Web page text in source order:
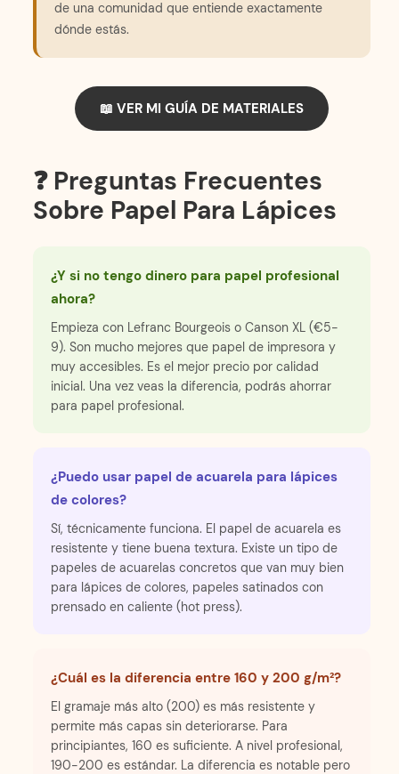
de una comunidad que entiende exactamente
dónde estás.
📖 VER MI GUÍA DE MATERIALES
❓ Preguntas Frecuentes
Sobre Papel Para Lápices
¿Y si no tengo dinero para papel profesional
ahora?
Empieza con Lefranc Bourgeois o Canson XL (€5-
9). Son mucho mejores que papel de impresora y
muy accesibles. Es el mejor precio por calidad
inicial. Una vez veas la diferencia, podrás ahorrar
para papel profesional.
¿Puedo usar papel de acuarela para lápices
de colores?
Sí, técnicamente funciona. El papel de acuarela es
resistente y tiene buena textura. Existe un tipo de
papeles de acuarelas concretos que van muy bien
para lápices de colores, papeles satinados con
prensado en caliente (hot press).
¿Cuál es la diferencia entre 160 y 200 g/m²?
El gramaje más alto (200) es más resistente y
permite más capas sin deteriorarse. Para
principiantes, 160 es suficiente. A nivel profesional,
190-200 es estándar. La diferencia es notable pero